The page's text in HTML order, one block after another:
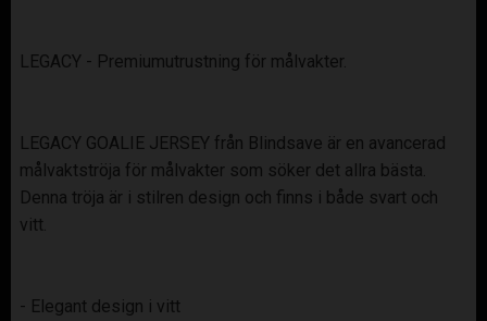
LEGACY - Premiumutrustning för målvakter.
LEGACY GOALIE JERSEY från Blindsave är en avancerad
målvaktströja för målvakter som söker det allra bästa.
Denna tröja är i stilren design och finns i både svart och
vitt.
- Elegant design i vitt